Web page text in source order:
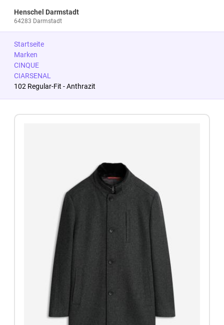
Henschel Darmstadt
64283 Darmstadt
Startseite
Marken
CINQUE
CIARSENAL
102 Regular-Fit - Anthrazit